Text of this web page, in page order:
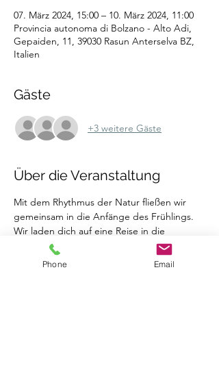
07. März 2024, 15:00 – 10. März 2024, 11:00
Provincia autonoma di Bolzano - Alto Adi,
Gepaiden, 11, 39030 Rasun Anterselva BZ,
Italien
Gäste
+3 weitere Gäste
Über die Veranstaltung
Mit dem Rhythmus der Natur fließen wir
gemeinsam in die Anfänge des Frühlings.
Wir laden dich auf eine Reise in die
mystische Berglandschaft Südtirols ein, um
mit dir zwischen Wald und Fluss den
Phone Email